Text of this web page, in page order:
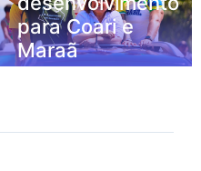
para Coari e
Maraã